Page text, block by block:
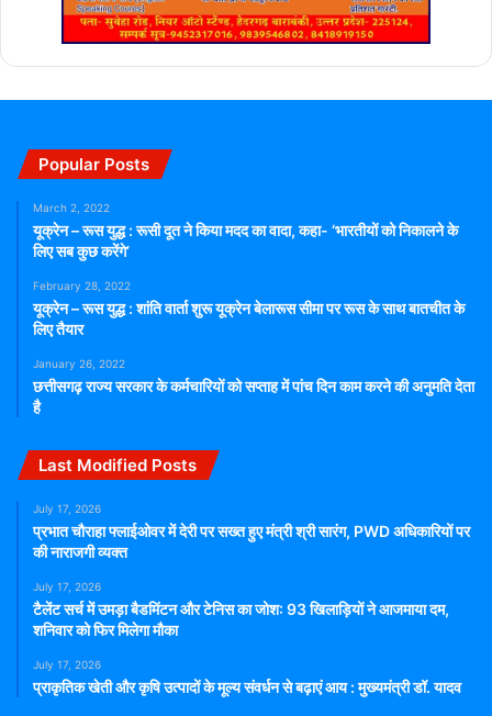
Popular Posts
March 2, 2022
यूक्रेन – रूस युद्ध : रूसी दूत ने किया मदद का वादा, कहा- ‘भारतीयों को निकालने के
लिए सब कुछ करेंगे’
February 28, 2022
यूक्रेन – रूस युद्ध : शांति वार्ता शुरू यूक्रेन बेलारूस सीमा पर रूस के साथ बातचीत के
लिए तैयार
January 26, 2022
छत्तीसगढ़ राज्य सरकार के कर्मचारियों को सप्ताह में पांच दिन काम करने की अनुमति देता
है
Last Modified Posts
July 17, 2026
प्रभात चौराहा फ्लाईओवर में देरी पर सख्त हुए मंत्री श्री सारंग, PWD अधिकारियों पर
की नाराजगी व्यक्त
July 17, 2026
टैलेंट सर्च में उमड़ा बैडमिंटन और टेनिस का जोश: 93 खिलाड़ियों ने आजमाया दम,
शनिवार को फिर मिलेगा मौका
July 17, 2026
प्राकृतिक खेती और कृषि उत्पादों के मूल्य संवर्धन से बढ़ाएं आय : मुख्यमंत्री डॉ. यादव